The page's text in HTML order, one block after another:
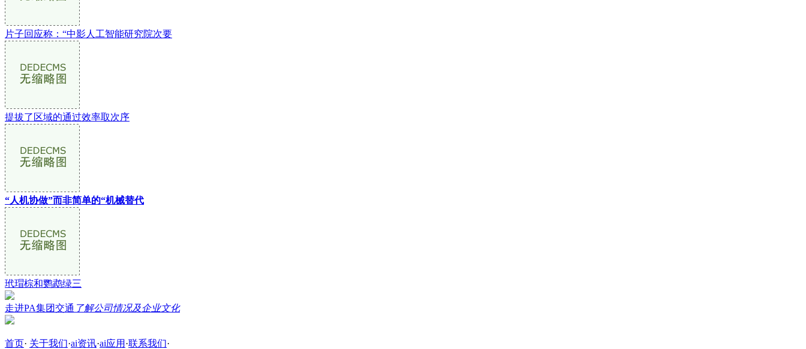
片子回应称：“中影人工智能研究院次要
提拔了区域的通过效率取次序
“人机协做”而非简单的“机械替代
玳瑁棕和鹦鹉绿三
走进PA集团交通 了解公司情况及企业文化
首页· 关于我们·ai资讯·ai应用 ·联系我们·